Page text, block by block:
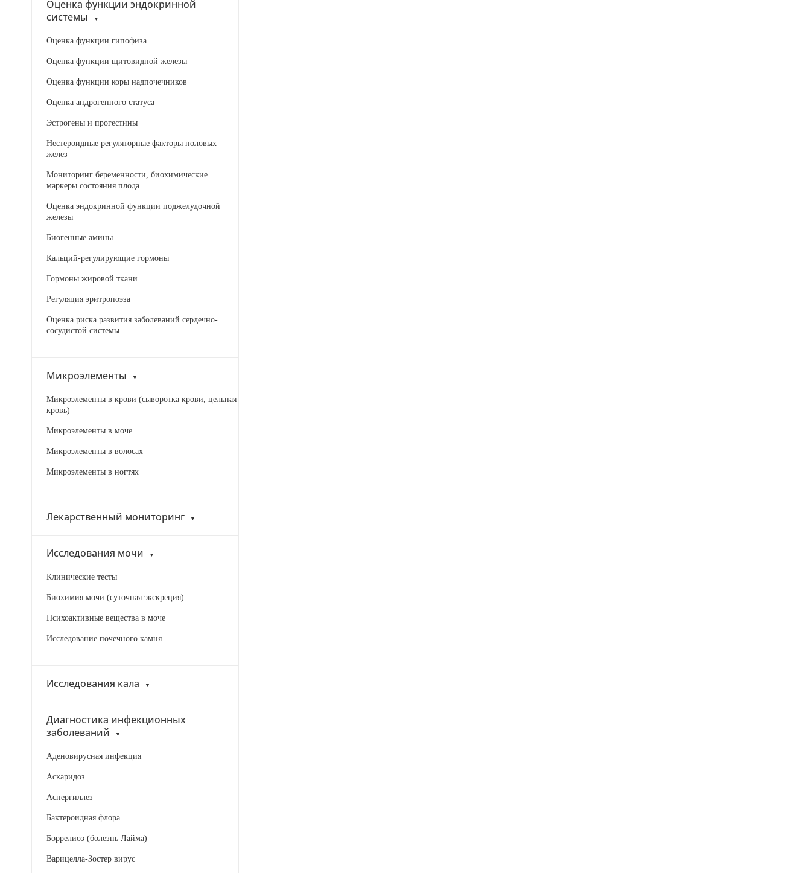
Оценка функции эндокринной
системы
Оценка функции гипофиза
Оценка функции щитовидной железы
Оценка функции коры надпочечников
Оценка андрогенного статуса
Эстрогены и прогестины
Нестероидные регуляторные факторы половых
желез
Мониторинг беременности, биохимические
маркеры состояния плода
Оценка эндокринной функции поджелудочной
железы
Биогенные амины
Кальций-регулирующие гормоны
Гормоны жировой ткани
Регуляция эритропоэза
Оценка риска развития заболеваний сердечно-
сосудистой системы
Микроэлементы
Микроэлементы в крови (сыворотка крови, цельная
кровь)
Микроэлементы в моче
Микроэлементы в волосах
Микроэлементы в ногтях
Лекарственный мониторинг
Исследования мочи
Клинические тесты
Биохимия мочи (суточная экскреция)
Психоактивные вещества в моче
Исследование почечного камня
Исследования кала
Диагностика инфекционных
заболеваний
Аденовирусная инфекция
Аскаридоз
Аспергиллез
Бактероидная флора
Боррелиоз (болезнь Лайма)
Варицелла-Зостер вирус